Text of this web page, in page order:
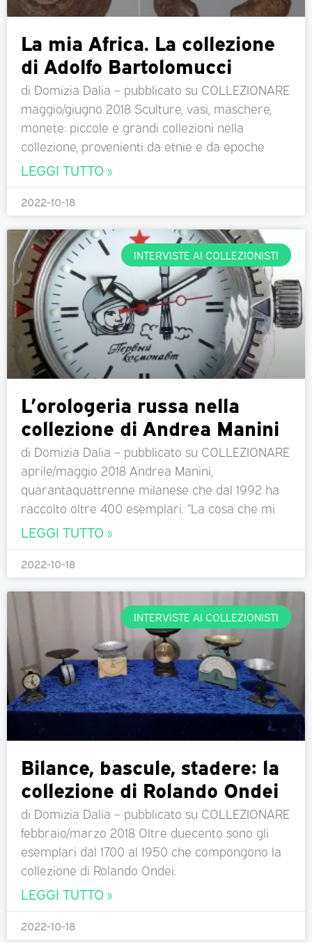
La mia Africa. La collezione
di Adolfo Bartolomucci
di Domizia Dalia – pubblicato su COLLEZIONARE
maggio/giugno 2018 Sculture, vasi, maschere,
monete: piccole e grandi collezioni nella
collezione, provenienti da etnie e da epoche
LEGGI TUTTO »
2022-10-18
INTERVISTE AI COLLEZIONISTI
L’orologeria russa nella
collezione di Andrea Manini
di Domizia Dalia – pubblicato su COLLEZIONARE
aprile/maggio 2018 Andrea Manini,
quarantaquattrenne milanese che dal 1992 ha
raccolto oltre 400 esemplari. “La cosa che mi
LEGGI TUTTO »
2022-10-18
INTERVISTE AI COLLEZIONISTI
Bilance, bascule, stadere: la
collezione di Rolando Ondei
di Domizia Dalia – pubblicato su COLLEZIONARE
febbraio/marzo 2018 Oltre duecento sono gli
esemplari dal 1700 al 1950 che compongono la
collezione di Rolando Ondei.
LEGGI TUTTO »
2022-10-18